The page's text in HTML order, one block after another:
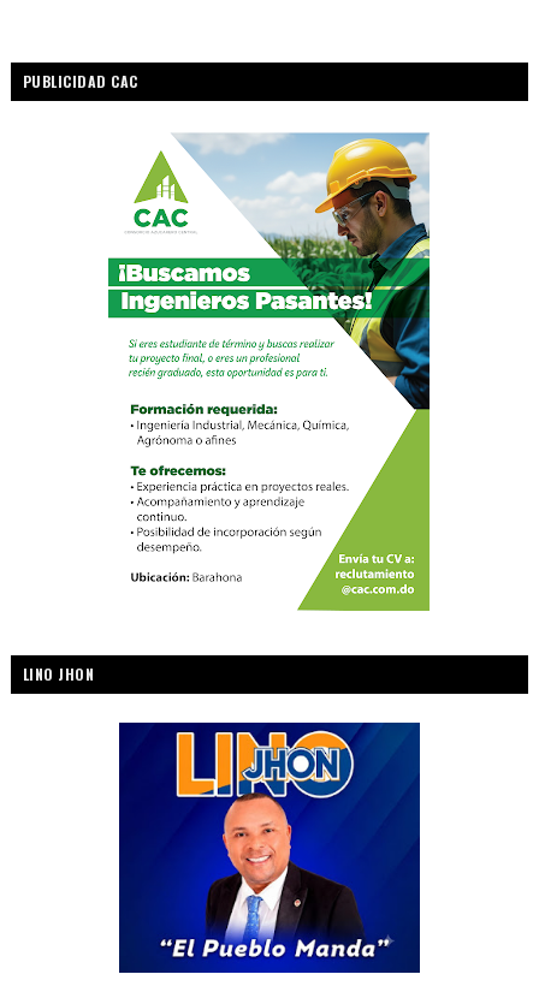
PUBLICIDAD CAC
LINO JHON